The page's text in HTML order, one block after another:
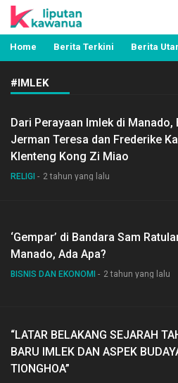
Liputan Kawanua
Berita Manado, Sulawesi
Pemerintahan, Hukum
Home Berita Terkini Berita
#IMLEK
Dari Perayaan Imlek di Manado,
Jerman Teresa dan Frederike
Klenteng Kong Zi Miao
RELIGI 2 tahun yang lalu
‘Gempar’ di Bandara Sam
Manado, Ada Apa?
BISNIS DAN EKONOMI 2 tahun yang lalu
“LATAR BELAKANG SEJARAH
BARU IMLEK DAN ASPEK
TIONGHOA”